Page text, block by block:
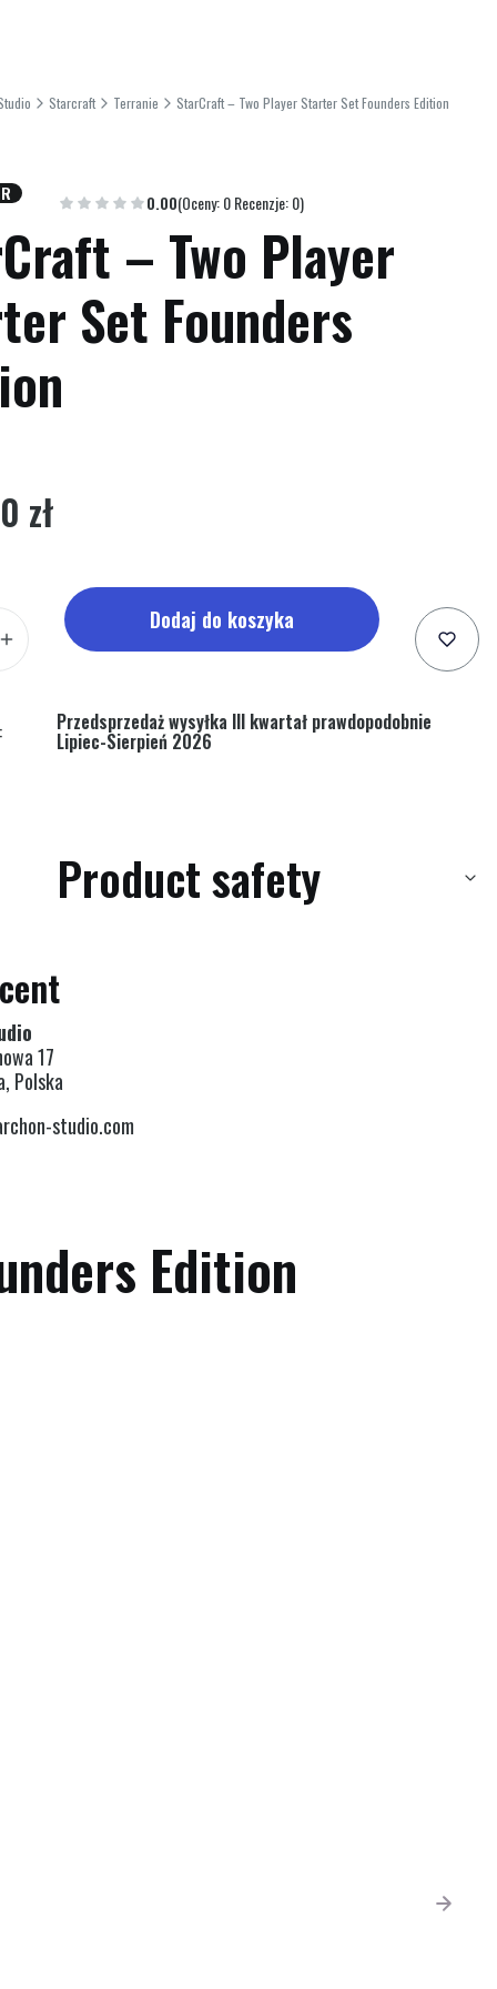
Starcraft Terranie StarCraft – Two Player Starter Set Founders Edition
0.00(Oceny: 0 Recenzje: 0)
– Two Player
Set Founders
zł
Dodaj do koszyka
Przedsprzedaż wysyłka III kwartał prawdopodobnie
Lipiec-Sierpień 2026
Product safety
17
Polska
studio.com
Edition